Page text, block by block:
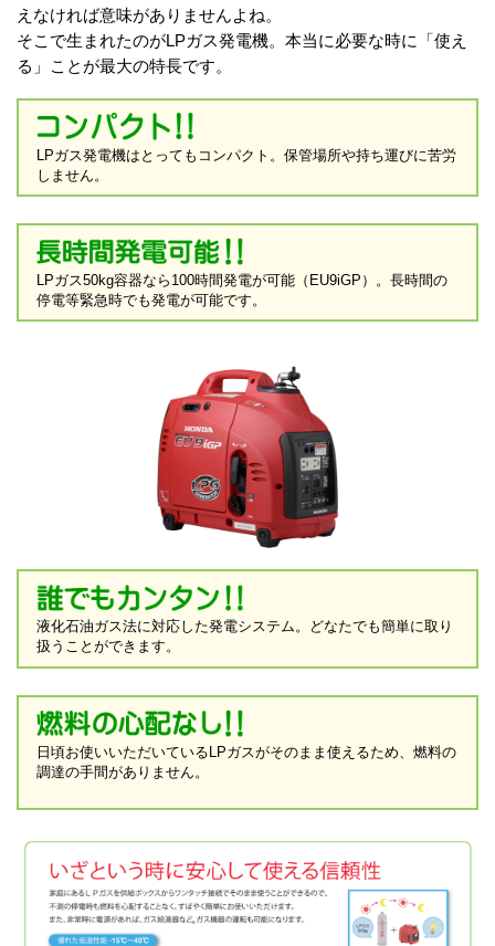
えなければ意味がありませんよね。
そこで生まれたのがLPガス発電機。本当に必要な時に「使え
る」ことが最大の特長です。
LPガス発電機はとってもコンパクト。保管場所や持ち運びに苦労
しません。
LPガス50kg容器なら100時間発電が可能（EU9iGP）。長時間の
停電等緊急時でも発電が可能です。
液化石油ガス法に対応した発電システム。どなたでも簡単に取り
扱うことができます。
日頃お使いいただいているLPガスがそのまま使えるため、燃料の
調達の手間がありません。